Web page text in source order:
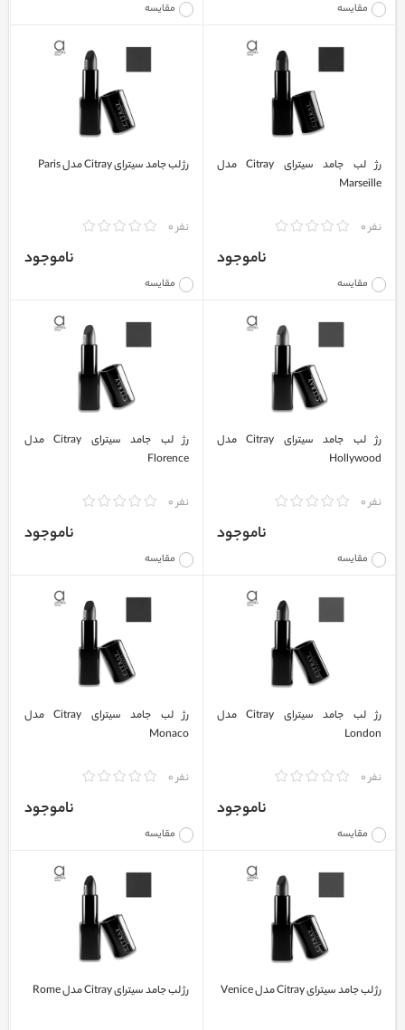
مقایسه مقایسه
رژ لب جامد سیترای Citray مدل
Marseille
نفر 0
مقایسه
ناموجود
رژ لب جامد سیترای Citray مدل Paris
نفر 0
مقایسه
ناموجود
رژ لب جامد سیترای Citray مدل
Hollywood
نفر 0
مقایسه
ناموجود
رژ لب جامد سیترای Citray مدل
Florence
نفر 0
مقایسه
ناموجود
رژ لب جامد سیترای Citray مدل
London
نفر 0
مقایسه
ناموجود
رژ لب جامد سیترای Citray مدل
Monaco
نفر 0
مقایسه
ناموجود
رژ لب جامد سیترای Citray مدل Venice رژ لب جامد سیترای Citray مدل Rome